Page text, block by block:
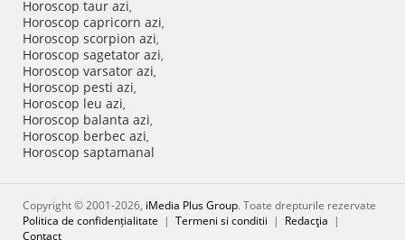
Horoscop taur azi,
Horoscop capricorn azi,
Horoscop scorpion azi,
Horoscop sagetator azi,
Horoscop varsator azi,
Horoscop pesti azi,
Horoscop leu azi,
Horoscop balanta azi,
Horoscop berbec azi,
Horoscop saptamanal
Copyright © 2001-2026, iMedia Plus Group. Toate drepturile rezervate
Politica de confidențialitate | Termeni si conditii | Redacţia |
Contact